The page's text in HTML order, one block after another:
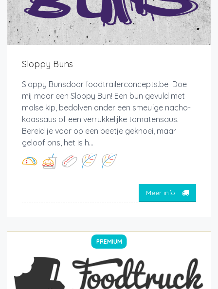
Sloppy Buns
Sloppy Bunsdoor foodtrailerconcepts.be Doe
mij maar een Sloppy Bun! Een bun gevuld met
malse kip, bedolven onder een smeuïge nacho-
kaassaus of een verrukkelijke tomatensaus.
Bereid je voor op een beetje geknoei, maar
geloof ons, het is h...
Meer info
PREMIUM